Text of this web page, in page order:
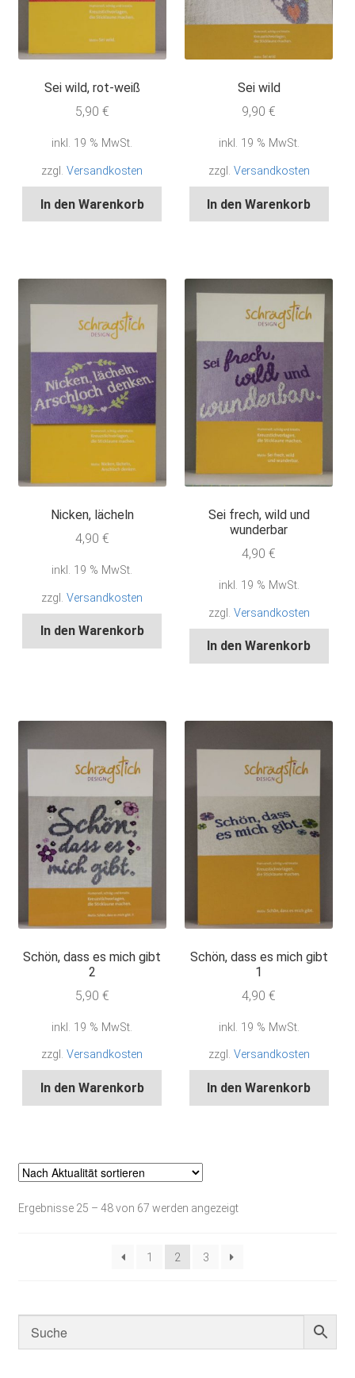
Sei wild, rot-weiß
5,90 €
inkl. 19 % MwSt.
zzgl.Versandkosten
In den Warenkorb
Sei wild
9,90€
inkl. 19 % MwSt.
zzgl. Versandkosten
In den Warenkorb
Nicken, lächeln
4,90 €
inkl. 19 % MwSt.
zzgl.Versandkosten
In den Warenkorb
Sei frech, wild und
wunderbar
4,90€
inkl. 19 % MwSt.
zzgl. Versandkosten
In den Warenkorb
Schön, dass es mich gibt
2
5,90 €
inkl. 19 % MwSt.
zzgl.Versandkosten
In den Warenkorb
Schön, dass es mich gibt
1
4,90€
inkl. 19 % MwSt.
zzgl. Versandkosten
In den Warenkorb
Ergebnisse 25 – 48 von 67 werden angezeigtNach
1
2 3